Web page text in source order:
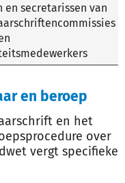
en secretarissen van
en beroep
en het
over
vergt specifieke